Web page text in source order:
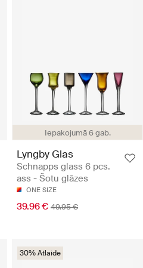
Iepakojumā 6 gab.
Lyngby Glas
Schnapps glass 6 pcs.
ass - Šotu glāzes
ONE SIZE
39.96 € 49.95 €
30% Atlaide